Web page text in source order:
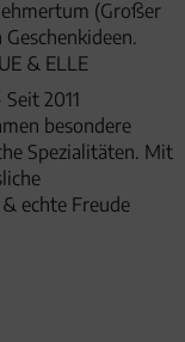
(Großer
& ELLE
2011
besondere
Spezialitäten. Mit
echte Freude